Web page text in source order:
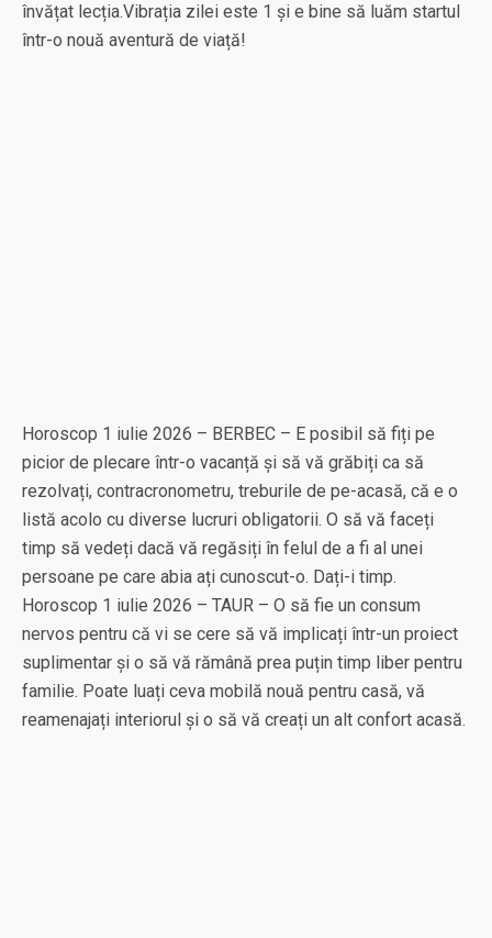
învățat lecția.Vibrația zilei este 1 și e bine să luăm startul
într-o nouă aventură de viață!
Horoscop 1 iulie 2026 – BERBEC – E posibil să fiți pe
picior de plecare într-o vacanță și să vă grăbiți ca să
rezolvați, contracronometru, treburile de pe-acasă, că e o
listă acolo cu diverse lucruri obligatorii. O să vă faceți
timp să vedeți dacă vă regăsiți în felul de a fi al unei
persoane pe care abia ați cunoscut-o. Dați-i timp.
Horoscop 1 iulie 2026 – TAUR – O să fie un consum
nervos pentru că vi se cere să vă implicați într-un proiect
suplimentar și o să vă rămână prea puțin timp liber pentru
familie. Poate luați ceva mobilă nouă pentru casă, vă
reamenajați interiorul și o să vă creați un alt confort acasă.